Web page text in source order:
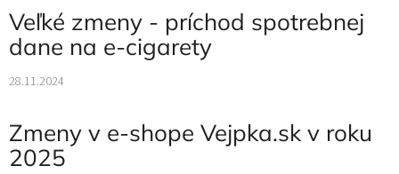
Veľké zmeny - príchod spotrebnej
dane na e-cigarety
28.11.2024
Zmeny v e-shope Vejpka.sk v roku
2025